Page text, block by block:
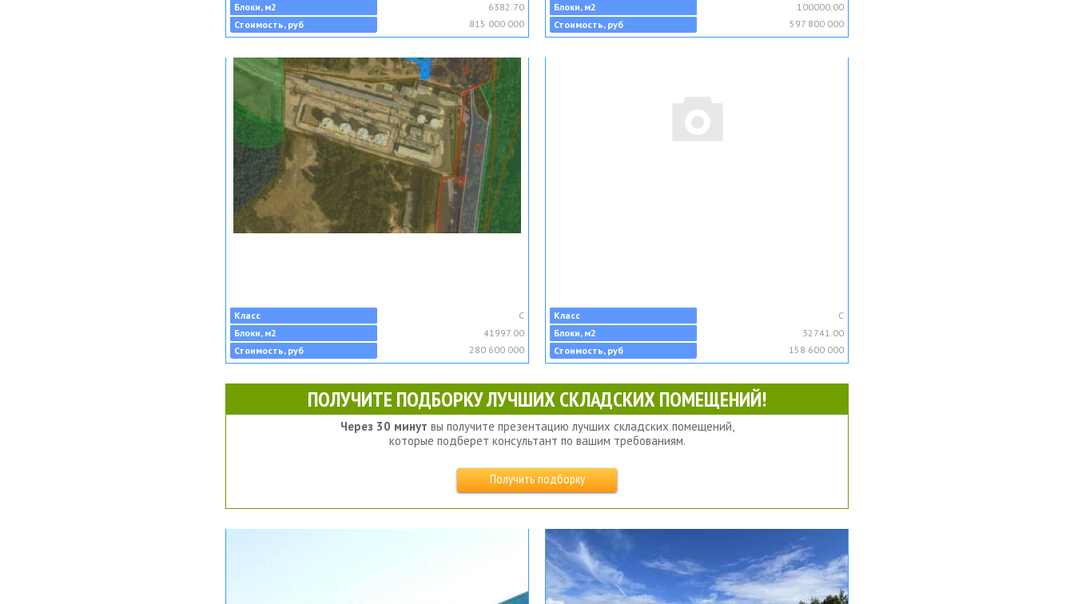
Блоки, м2
6382.70
Стоимость, руб
815 000 000
Блоки, м2
100000.00
Стоимость, руб
597 800 000
Класс
C
Блоки, м2
41997.00
Стоимость, руб
280 600 000
Класс
C
Блоки, м2
32741.00
Стоимость, руб
158 600 000
ПОЛУЧИТЕ ПОДБОРКУ ЛУЧШИХ СКЛАДСКИХ ПОМЕЩЕНИЙ!
Через 30 минут вы получите презентацию лучших складских помещений,
которые подберет консультант по вашим требованиям.
Получить подборку